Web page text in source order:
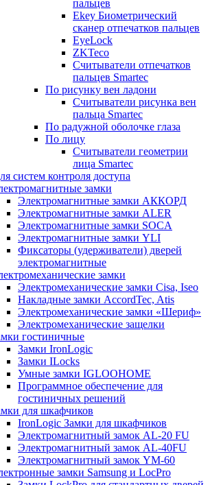
пальцев
Ekey Биометрический
сканер отпечатков пальцев
EyeLock
ZKTeco
Считыватели отпечатков
пальцев Smartec
По рисунку вен ладони
Считыватели рисунка вен
пальца Smartec
По радужной оболочке глаза
По лицу
Считыватели геометрии
лица Smartec
систем контроля доступа
замки
Электромагнитные замки АККОРД
Электромагнитные замки ALER
Электромагнитные замки SOCA
Электромагнитные замки YLI
Фиксаторы (удерживатели) дверей
электромагнитные
замки
Электромеханические замки Cisa, Iseo
Накладные замки AccordTec, Atis
Электромеханические замки «Шериф»
Электромеханические защелки
гостиничные
Замки IronLogic
Замки ILocks
Умные замки IGLOOHOME
Программное обеспечение для
гостиничных решений
для шкафчиков
IronLogic Замки для шкафчиков
Электромагнитный замок AL-20 FU
Электромагнитный замок AL-40FU
Электромагнитный замок YM-60
замки Samsung и LocPro